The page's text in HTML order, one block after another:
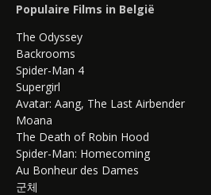
Populaire Films in België
The Odyssey
Backrooms
Spider-Man 4
Supergirl
Avatar: Aang, The Last Airbender
Moana
The Death of Robin Hood
Spider-Man: Homecoming
Au Bonheur des Dames
군체